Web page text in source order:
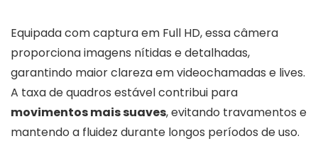
Equipada com captura em Full HD, essa câmera
proporciona imagens nítidas e detalhadas,
garantindo maior clareza em videochamadas e lives.
A taxa de quadros estável contribui para
movimentos mais suaves, evitando travamentos e
mantendo a fluidez durante longos períodos de uso.